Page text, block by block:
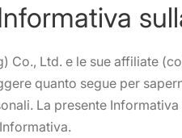
Co., Ltd. e le sue affiliate
quanto segue per
La presente